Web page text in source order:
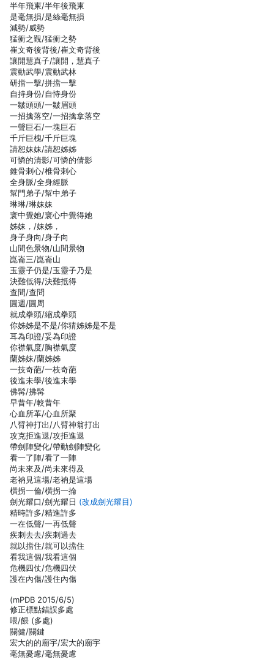
半年飛柬/半年後飛柬
是毫無損/是絲毫無損
減勢/威勢
猛衝之覲/猛衝之勢
崔文奇後背後/崔文奇背後
讓開慧真子/讓開，慧真子
震動武學/震動武林
研擋一擊/拼擋一擊
自持身份/自恃身份
一皺頭頭/一皺眉頭
一招擒落空/一招擒拿落空
一聲巨石/一塊巨石
千斤巨槐/千斤巨塊
請恕妹妹/請恕姊姊
可憐的清影/可憐的倩影
錐骨刺心/椎骨刺心
全身脈/全身經脈
幫門弟子/幫中弟子
琳琳/琳妹妹
寰中覺她/寰心中覺得她
姊妹，/妹姊，
身子身向/身子向
山間色景物/山間景物
崑崙三/崑崙山
玉靈子仍是/玉靈子乃是
決難低得/決難抵得
查間/查問
圓週/圓周
就成拳頭/縮成拳頭
你姊姊是不是/你猜姊姊是不是
耳為印證/妥為印證
你襟氣度/胸襟氣度
蘭姊妹/蘭姊姊
一技奇葩/一枝奇葩
後進未學/後進末學
佛髯/拂髯
早昔年/較昔年
心血所革/心血所聚
八臂神打出/八臂神翁打出
攻克拒進退/攻拒進退
帶劍陣變化/帶動劍陣變化
看一了陣/看了一陣
尚未來及/尚未來得及
老衲見這場/老衲是這場
橫拐一倫/橫拐一掄
劍光耀口/劍光耀日 (改成劍光耀目)
精時許多/精進許多
一在低聲/一再低聲
疾刺去去/疾刺過去
就以擋住/就可以擋住
看我這個/我看這個
危機四仗/危機四伏
護在內傷/護住內傷
(mPDB 2015/6/5)
修正標點錯誤多處
喂/餵 (多處)
關健/關鍵
宏大的的廟宇/宏大的廟宇
亳無憂慮/毫無憂慮